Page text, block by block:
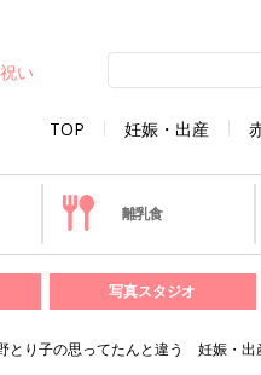
TOP 妊娠・出産
い
離乳食
写真スタジオ
り子の思ってたんと違う 妊娠・出